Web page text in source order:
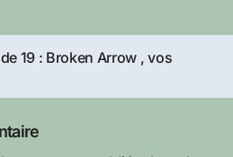
19 : Broken Arrow , vos